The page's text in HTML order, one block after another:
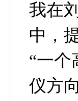
我在
中，
“一个
仪方